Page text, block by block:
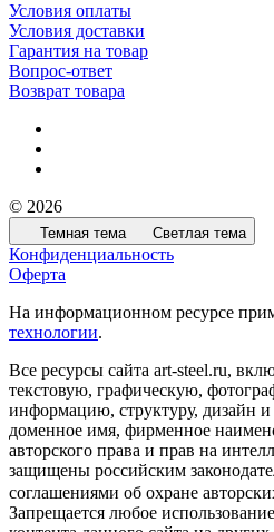
Условия оплаты
Условия доставки
Гарантия на товар
Вопрос-ответ
Возврат товара
© 2026
Темная тема Светлая тема
Конфиденциальность
Оферта
На информационном ресурсе
технологии.
Все ресурсы сайта art-steel.ru,
текстовую, графическую,
информацию, структуру, дизайн
доменное имя, фирменное
авторского права и прав на
защищены российским
соглашениями об охране
Запрещается любое